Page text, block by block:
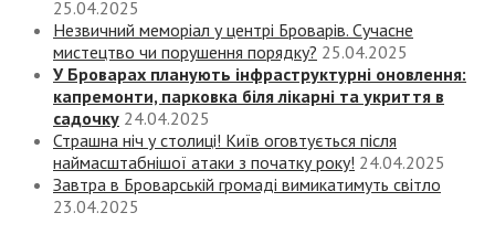
25.04.2025
Незвичний меморіал у центрі Броварів. Сучасне
мистецтво чи порушення порядку? 25.04.2025
У Броварах планують інфраструктурні оновлення:
капремонти, парковка біля лікарні та укриття в
садочку 24.04.2025
Страшна ніч у столиці! Київ оговтується після
наймасштабнішої атаки з початку року! 24.04.2025
Завтра в Броварській громаді вимикатимуть світло
23.04.2025